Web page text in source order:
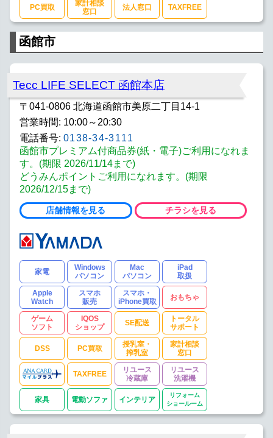
PC買取
家計相談
窓口
法人窓口 TAXFREE
函館市
Tecc LIFE SELECT 函館本店
〒041-0806 北海道函館市美原二丁目14-1
営業時間: 10:00～20:30
電話番号: 0138-34-3111
函館市プレミアム付商品券(紙・電子)ご利用になれま
す。(期限 2026/11/14まで)
どうみんポイントご利用になれます。(期限
2026/12/15まで)
店舗情報を見る チラシを見る
家電
Windows
パソコン
Mac
パソコン
iPad
取扱
Apple
Watch
スマホ
販売
スマホ・
iPhone買取
おもちゃ
ゲーム
ソフト
IQOS
ショップ
SE配送
トータル
サポート
DSS PC買取
授乳室・
搾乳室
家計相談
窓口
TAXFREE
リユース
冷蔵庫
リユース
洗濯機
家具 電動ソファ インテリア
リフォーム
ショールーム